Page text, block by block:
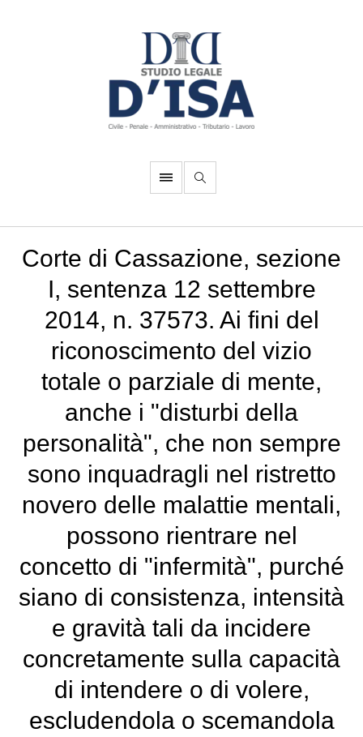
Corte di Cassazione, sezione
I, sentenza 12 settembre
2014, n. 37573. Ai fini del
riconoscimento del vizio
totale o parziale di mente,
anche i "disturbi della
personalità", che non sempre
sono inquadragli nel ristretto
novero delle malattie mentali,
possono rientrare nel
concetto di "infermità", purché
siano di consistenza, intensità
e gravità tali da incidere
concretamente sulla capacità
di intendere o di volere,
escludendola o scemandola